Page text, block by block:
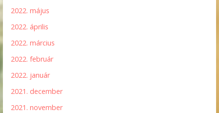
2022. május
2022. április
2022. március
2022. február
2022. január
2021. december
2021. november